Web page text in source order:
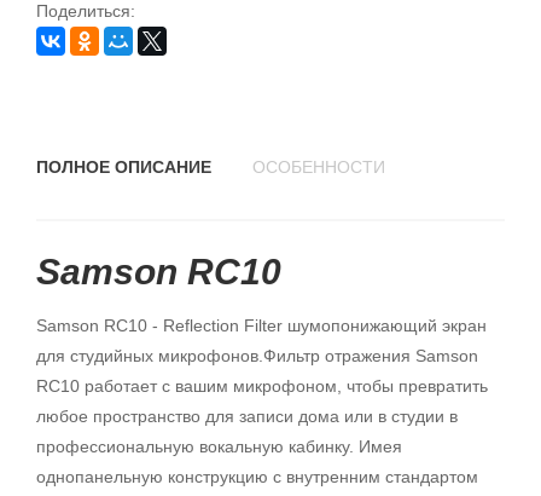
Поделиться:
ПОЛНОЕ ОПИСАНИЕ ОСОБЕННОСТИ
Samson RC10
Samson RC10 - Reflection Filter шумопонижающий экран
для студийных микрофонов.Фильтр отражения Samson
RC10 работает с вашим микрофоном, чтобы превратить
любое пространство для записи дома или в студии в
профессиональную вокальную кабинку. Имея
однопанельную конструкцию с внутренним стандартом